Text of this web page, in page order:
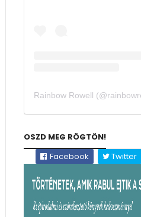
OSZD MEG RÖGTÖN!
Facebook
Twitter